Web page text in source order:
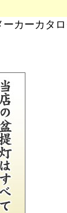
カーカタ